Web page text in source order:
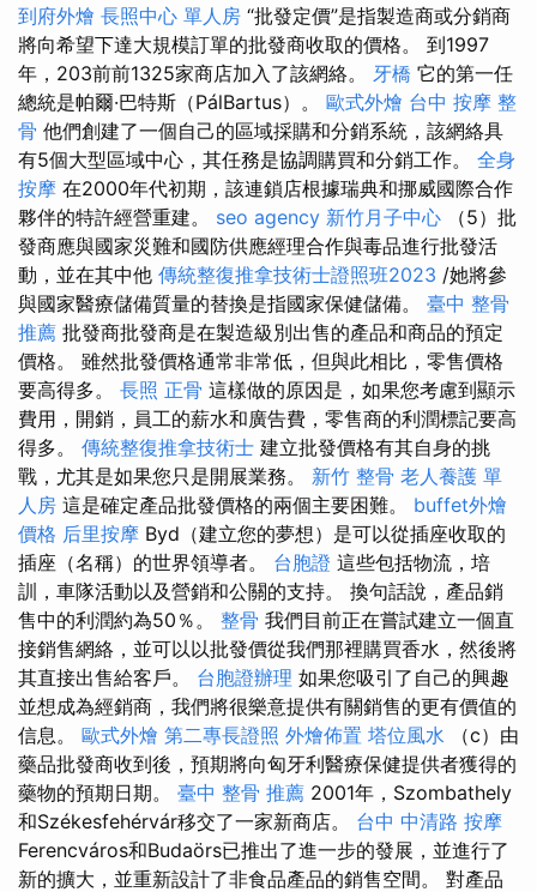
到府外燴 長照中心 單人房 “批發定價”是指製造商或分銷商
將向希望下達大規模訂單的批發商收取的價格。 到1997
年，203前前1325家商店加入了該網絡。 牙橋 它的第一任
總統是帕爾·巴特斯（PálBartus）。 歐式外燴 台中 按摩 整
骨 他們創建了一個自己的區域採購和分銷系統，該網絡具
有5個大型區域中心，其任務是協調購買和分銷工作。 全身
按摩 在2000年代初期，該連鎖店根據瑞典和挪威國際合作
夥伴的特許經營重建。 seo agency 新竹月子中心 （5）批
發商應與國家災難和國防供應經理合作與毒品進行批發活
動，並在其中他 傳統整復推拿技術士證照班2023 /她將參
與國家醫療儲備質量的替換是指國家保健儲備。 臺中 整骨
推薦 批發商批發商是在製造級別出售的產品和商品的預定
價格。 雖然批發價格通常非常低，但與此相比，零售價格
要高得多。 長照 正骨 這樣做的原因是，如果您考慮到顯示
費用，開銷，員工的薪水和廣告費，零售商的利潤標記要高
得多。 傳統整復推拿技術士 建立批發價格有其自身的挑
戰，尤其是如果您只是開展業務。 新竹 整骨 老人養護 單
人房 這是確定產品批發價格的兩個主要困難。 buffet外燴
價格 后里按摩 Byd（建立您的夢想）是可以從插座收取的
插座（名稱）的世界領導者。 台胞證 這些包括物流，培
訓，車隊活動以及營銷和公關的支持。 換句話說，產品銷
售中的利潤約為50％。 整骨 我們目前正在嘗試建立一個直
接銷售網絡，並可以以批發價從我們那裡購買香水，然後將
其直接出售給客戶。 台胞證辦理 如果您吸引了自己的興趣
並想成為經銷商，我們將很樂意提供有關銷售的更有價值的
信息。 歐式外燴 第二專長證照 外燴佈置 塔位風水 （c）由
藥品批發商收到後，預期將向匈牙利醫療保健提供者獲得的
藥物的預期日期。 臺中 整骨 推薦 2001年，Szombathely
和Székesfehérvár移交了一家新商店。 台中 中清路 按摩
Ferencváros和Budaörs已推出了進一步的發展，並進行了
新的擴大，並重新設計了非食品產品的銷售空間。 對產品